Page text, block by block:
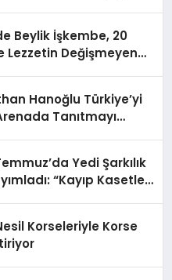
Beylik İşkembe, 20
Lezzetin Değişmeyen
Hanoğlu Türkiye’yi
Tanıtmayı
Yedi Şarkılık
“Kayıp Kasetler
Korseleriyle Korse